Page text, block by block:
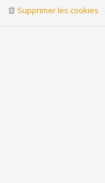
Supprimer les cookies